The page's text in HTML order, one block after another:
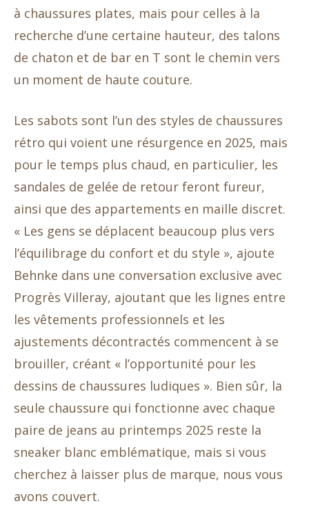
à chaussures plates, mais pour celles à la
recherche d’une certaine hauteur, des talons
de chaton et de bar en T sont le chemin vers
un moment de haute couture.
Les sabots sont l’un des styles de chaussures
rétro qui voient une résurgence en 2025, mais
pour le temps plus chaud, en particulier, les
sandales de gelée de retour feront fureur,
ainsi que des appartements en maille discret.
« Les gens se déplacent beaucoup plus vers
l’équilibrage du confort et du style », ajoute
Behnke dans une conversation exclusive avec
Progrès Villeray, ajoutant que les lignes entre
les vêtements professionnels et les
ajustements décontractés commencent à se
brouiller, créant « l’opportunité pour les
dessins de chaussures ludiques ». Bien sûr, la
seule chaussure qui fonctionne avec chaque
paire de jeans au printemps 2025 reste la
sneaker blanc emblématique, mais si vous
cherchez à laisser plus de marque, nous vous
avons couvert.